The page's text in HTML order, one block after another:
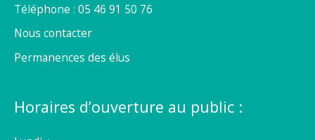
Téléphone : 05 46 91 50 76
Nous contacter
Permanences des élus
Horaires d’ouverture au public :